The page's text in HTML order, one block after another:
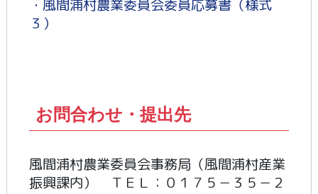
・風間浦村農業委員会委員応募書（様式
３）
お問合わせ・提出先
風間浦村農業委員会事務局（風間浦村産業
振興課内） ＴＥＬ：０１７５－３５－２